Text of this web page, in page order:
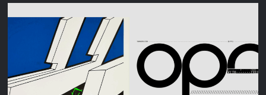
Men
wracają
z
nową
trasą!